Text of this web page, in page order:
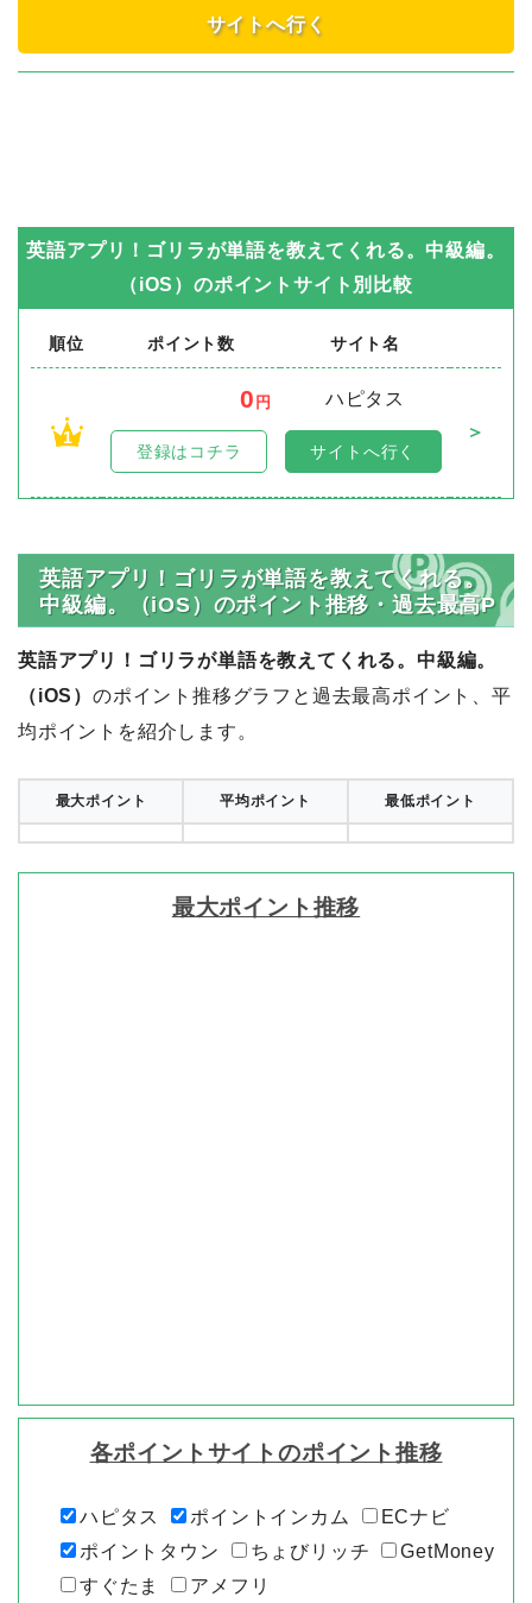
サイトへ行く
英語アプリ！ゴリラが単語を教えてくれる。中級編。
（iOS）のポイントサイト別比較
順位 ポイント数 サイト名
1
0 円
ハピタス
＞
登録はコチラ サイトへ行く
英語アプリ！ゴリラが単語を教えてくれる。
中級編。（iOS）のポイント推移・過去最高P
英語アプリ！ゴリラが単語を教えてくれる。中級編。
（iOS） のポイント推移グラフと過去最高ポイント、平
均ポイントを紹介します。
最大ポイント 平均ポイント 最低ポイント
最大ポイント推移
各ポイントサイトのポイント推移
ハピタス ポイントインカム
ECナビ
ポイントタウン
ちょびリッチ
GetMoney
すぐたま
アメフリ